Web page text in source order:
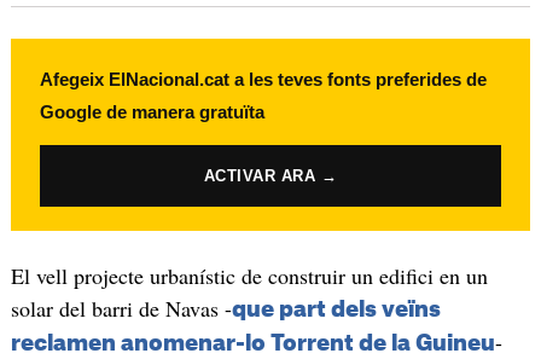
Afegeix ElNacional.cat a les teves fonts preferides de
Google de manera gratuïta
ACTIVAR ARA →
El vell projecte urbanístic de construir un edifici en un
solar del barri de Navas -que part dels veïns
reclamen anomenar-lo Torrent de la Guineu-